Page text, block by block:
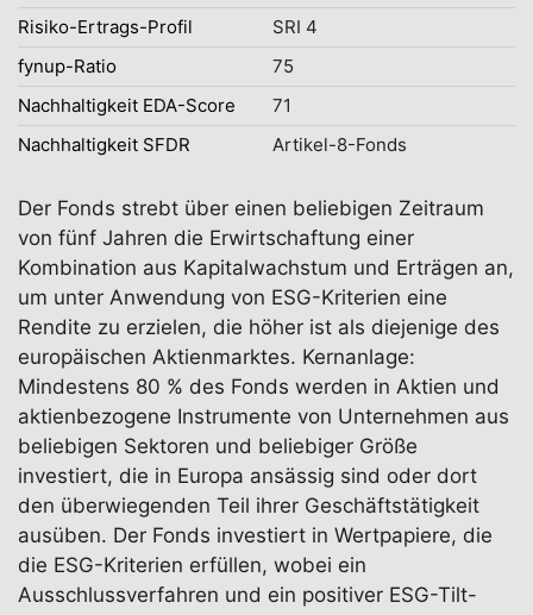
Risiko-Ertrags-Profil
SRI 4
fynup-Ratio
75
Nachhaltigkeit EDA-Score
71
Nachhaltigkeit SFDR
Artikel-8-Fonds
Der Fonds strebt über einen beliebigen Zeitraum
von fünf Jahren die Erwirtschaftung einer
Kombination aus Kapitalwachstum und Erträgen an,
um unter Anwendung von ESG-Kriterien eine
Rendite zu erzielen, die höher ist als diejenige des
europäischen Aktienmarktes. Kernanlage:
Mindestens 80 % des Fonds werden in Aktien und
aktienbezogene Instrumente von Unternehmen aus
beliebigen Sektoren und beliebiger Größe
investiert, die in Europa ansässig sind oder dort
den überwiegenden Teil ihrer Geschäftstätigkeit
ausüben. Der Fonds investiert in Wertpapiere, die
die ESG-Kriterien erfüllen, wobei ein
Ausschlussverfahren und ein positiver ESG-Tilt-